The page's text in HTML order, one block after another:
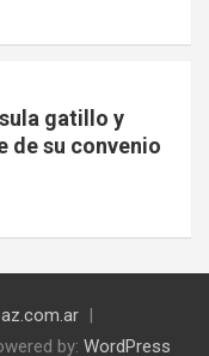
gatillo y
de su convenio
by: WordPress